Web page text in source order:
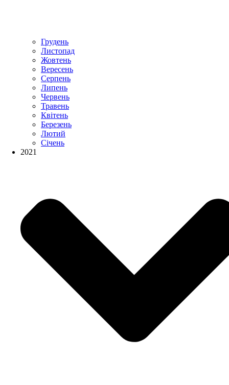
Грудень
Листопад
Жовтень
Вересень
Серпень
Липень
Червень
Травень
Квітень
Березень
Лютий
Січень
2021